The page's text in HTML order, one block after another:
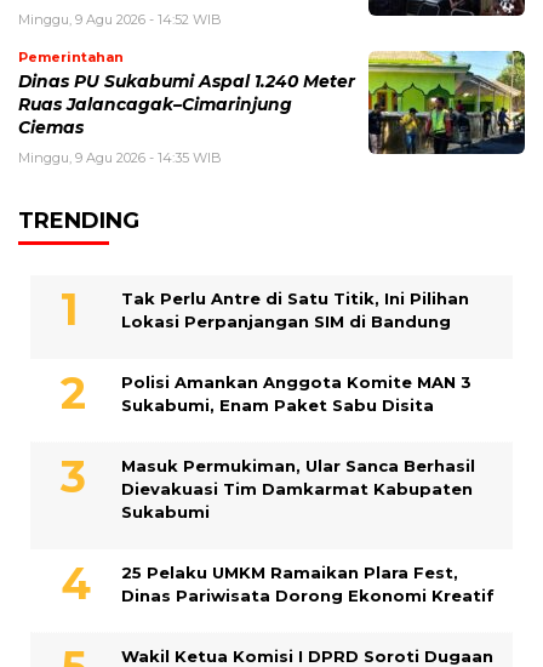
Minggu, 9 Agu 2026 - 14:52 WIB
Pemerintahan
Dinas PU Sukabumi Aspal 1.240 Meter
Ruas Jalancagak–Cimarinjung
Ciemas
Minggu, 9 Agu 2026 - 14:35 WIB
TRENDING
Tak Perlu Antre di Satu Titik, Ini Pilihan
Lokasi Perpanjangan SIM di Bandung
Polisi Amankan Anggota Komite MAN 3
Sukabumi, Enam Paket Sabu Disita
Masuk Permukiman, Ular Sanca Berhasil
Dievakuasi Tim Damkarmat Kabupaten
Sukabumi
25 Pelaku UMKM Ramaikan Plara Fest,
Dinas Pariwisata Dorong Ekonomi Kreatif
Wakil Ketua Komisi I DPRD Soroti Dugaan